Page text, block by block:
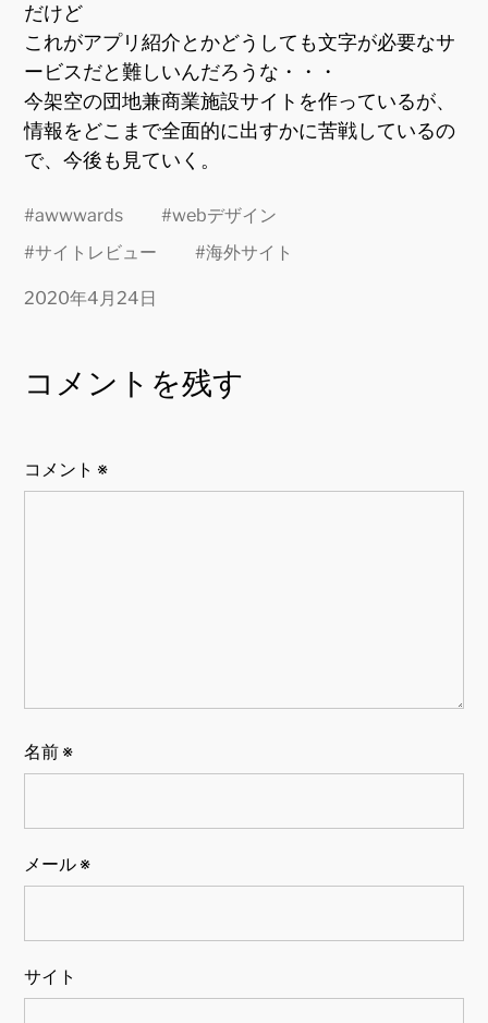
だけど
これがアプリ紹介とかどうしても文字が必要なサ
ービスだと難しいんだろうな・・・
今架空の団地兼商業施設サイトを作っているが、
情報をどこまで全面的に出すかに苦戦しているの
で、今後も見ていく。
#awwwards #webデザイン
#サイトレビュー #海外サイト
2020年4月24日
コメントを残す
コメント ※
名前 ※
メール ※
サイト